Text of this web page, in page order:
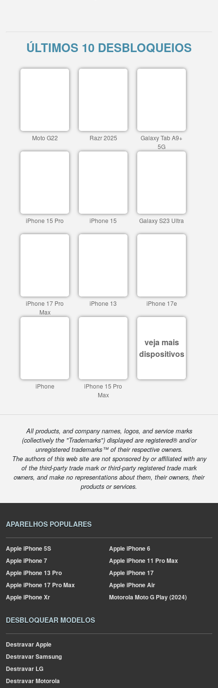
ÚLTIMOS 10 DESBLOQUEIOS
Moto G22 Razr 2025
Galaxy Tab A9+
5G
iPhone 15 Pro iPhone 15 Galaxy S23 Ultra
iPhone 17 Pro
Max
iPhone 13 iPhone 17e
iPhone
iPhone 15 Pro
Max
veja mais
dispositivos
All products, and company names, logos, and service marks
(collectively the "Trademarks") displayed are registered® and/or
unregistered trademarks™ of their respective owners.
The authors of this web site are not sponsored by or affiliated with any
of the third-party trade mark or third-party registered trade mark
owners, and make no representations about them, their owners, their
products or services.
APARELHOS POPULARES
AppleiPhone 5S AppleiPhone 6
AppleiPhone 7 AppleiPhone 11 Pro Max
AppleiPhone 13 Pro AppleiPhone 17
AppleiPhone 17 Pro Max AppleiPhone Air
AppleiPhone Xr MotorolaMoto G Play (2024)
DESBLOQUEAR MODELOS
Destravar Apple
Destravar Samsung
Destravar LG
Destravar Motorola